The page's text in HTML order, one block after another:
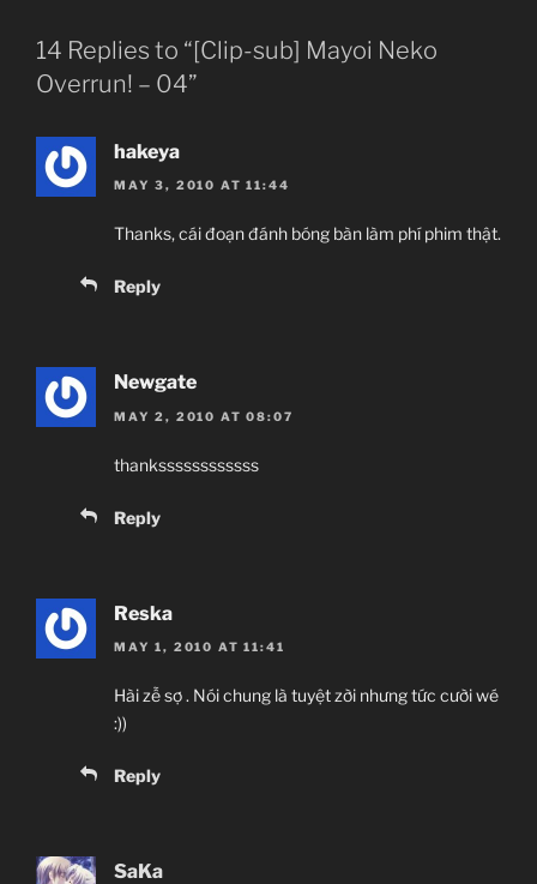
14 Replies to “[Clip-sub] Mayoi Neko
Overrun! – 04”
hakeya
MAY 3, 2010 AT 11:44
Thanks, cái đoạn đánh bóng bàn làm phí phim thật.
Reply
Newgate
MAY 2, 2010 AT 08:07
thankssssssssssss
Reply
Reska
MAY 1, 2010 AT 11:41
Hài zễ sợ . Nói chung là tuyệt zời nhưng tức cười wé
:))
Reply
SaKa